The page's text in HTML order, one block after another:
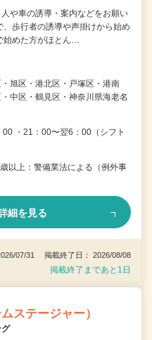
や車の誘導・案内などをお願い
、歩行者の誘導や声掛けから始め
めた方がほとん…
旭区・港北区・戸塚区・港南
中区・鶴見区・神奈川県海老名
・21：00〜翌6：00（シフト
以上：警備業法による（例外事
細を見る
07/31 掲載終了日： 2026/08/08
掲載終了まであと1日
ステージャー）